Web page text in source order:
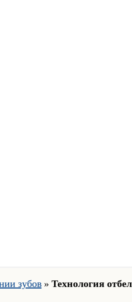
зубов » Технология